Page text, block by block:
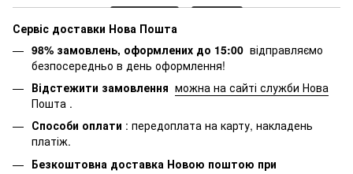
Сервіс доставки Нова Пошта
98% замовлень, оформлених до 15:00 відправляємо
безпосередньо в день оформлення!
Відстежити замовлення можна на сайті служби Нова
Пошта .
Способи оплати : передоплата на карту, накладень
платіж.
Безкоштовна доставка Новою поштою при